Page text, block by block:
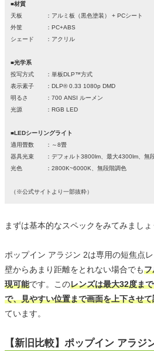
■材質
天板 ：アルミ板（黒色塗装） + PCシート
外筐 ：PC+ABS
シェード ：アクリル
■光学系
投写方式 ：単板DLP™方式
表示素子 ：DLP® 0.33 1080p DMD
明るさ ：700 ANSI ルーメン
光源 ：RGB LED
■LEDシーリングライト
適用畳数 ：～8畳
器具光束 ：デフォルト3800lm、最大4300lm、無
光色 ：2800K~6000K、無段階調色
（※公式サイトより一部抜粋）
まずは基本的なスペックをみてみましょ
ポップイン アラジン 2は専用の短焦点
壁からあまり距離をとれない場合でもフ
現可能です。このレンズは最大32度ま
で、見やすい位置まで画面を上下させ
ています。
【新旧比較】ポップイン アラジ